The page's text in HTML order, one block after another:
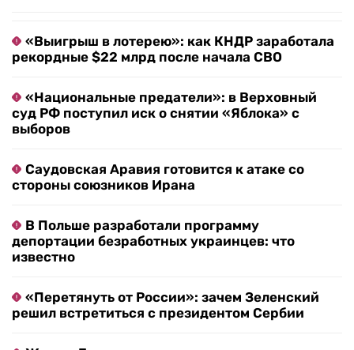
«Выигрыш в лотерею»: как КНДР заработала
рекордные $22 млрд после начала СВО
«Национальные предатели»: в Верховный
суд РФ поступил иск о снятии «Яблока» с
выборов
Саудовская Аравия готовится к атаке со
стороны союзников Ирана
В Польше разработали программу
депортации безработных украинцев: что
известно
«Перетянуть от России»: зачем Зеленский
решил встретиться с президентом Сербии